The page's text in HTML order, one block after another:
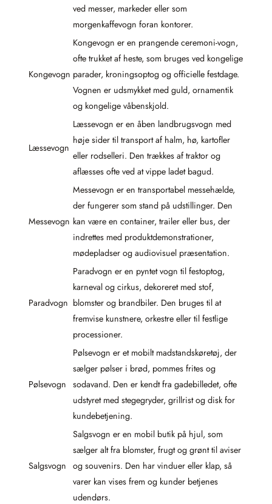
ved messer, markeder eller som
morgenkaffevogn foran kontorer.
Kongevogn
Kongevogn er en prangende ceremoni-vogn,
ofte trukket af heste, som bruges ved kongelige
parader, kroningsoptog og officielle festdage.
Vognen er udsmykket med guld, ornamentik
og kongelige våbenskjold.
Læssevogn
Læssevogn er en åben landbrugsvogn med
høje sider til transport af halm, hø, kartofler
eller rodselleri. Den trækkes af traktor og
aflæsses ofte ved at vippe ladet bagud.
Messevogn
Messevogn er en transportabel messehælde,
der fungerer som stand på udstillinger. Den
kan være en container, trailer eller bus, der
indrettes med produktdemonstrationer,
mødepladser og audiovisuel præsentation.
Paradvogn
Paradvogn er en pyntet vogn til festoptog,
karneval og cirkus, dekoreret med stof,
blomster og brandbiler. Den bruges til at
fremvise kunstnere, orkestre eller til festlige
processioner.
Pølsevogn
Pølsevogn er et mobilt madstandskøretøj, der
sælger pølser i brød, pommes frites og
sodavand. Den er kendt fra gadebilledet, ofte
udstyret med stegegryder, grillrist og disk for
kundebetjening.
Salgsvogn
Salgsvogn er en mobil butik på hjul, som
sælger alt fra blomster, frugt og grønt til aviser
og souvenirs. Den har vinduer eller klap, så
varer kan vises frem og kunder betjenes
udendørs.